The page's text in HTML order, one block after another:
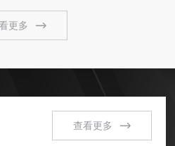
更多
查看更多